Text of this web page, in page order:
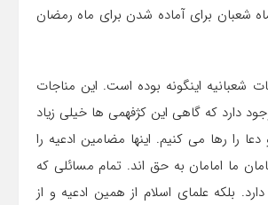
شعبان برای آماده شدن برای ماه رمضان
شعبانیه اینگونه بوده است. این مناجات
دارد که گاهی این کژفهمی ها خیلی زیاد
را رها می کنیم. اینها مضامین ادعیه را
ما امامان به حق اند. تمام مسائلی که
بلکه علمای اسلام از همین ادعیه و از